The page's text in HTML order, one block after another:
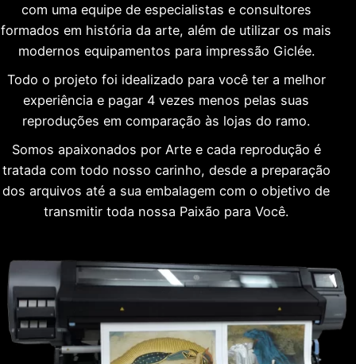
com uma equipe de especialistas e consultores
formados em história da arte, além de utilizar os mais
modernos equipamentos para impressão Giclée.
Todo o projeto foi idealizado para você ter a melhor
experiência e pagar 4 vezes menos pelas suas
reproduções em comparação às lojas do ramo.
Somos apaixonados por Arte e cada reprodução é
tratada com todo nosso carinho, desde a preparação
dos arquivos até a sua embalagem com o objetivo de
transmitir toda nossa Paixão para Você.